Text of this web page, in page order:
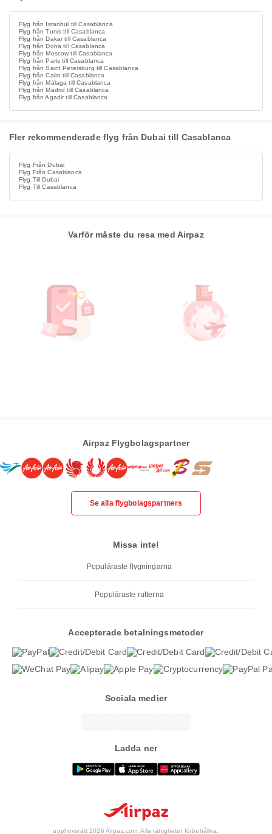
Flyg från Istanbul till Casablanca
Flyg från Tunis till Casablanca
Flyg från Dakar till Casablanca
Flyg från Doha till Casablanca
Flyg från Moscow till Casablanca
Flyg från Paris till Casablanca
Flyg från Saint Petersburg till Casablanca
Flyg från Cairo till Casablanca
Flyg från Málaga till Casablanca
Flyg från Madrid till Casablanca
Flyg från Agadir till Casablanca
Fler rekommenderade flyg från Dubai till Casablanca
Flyg Från Dubai
Flyg Från Casablanca
Flyg Till Dubai
Flyg Till Casablanca
Varför måste du resa med Airpaz
Airpaz Flygbolagspartner
Se alla flygbolagspartners
Missa inte!
Populäraste flygningarna
Populäraste rutterna
Accepterade betalningsmetoder
Sociala medier
Ladda ner
upphovsrätt 2026 Airpaz.com. Alla rättigheter förbehållna.